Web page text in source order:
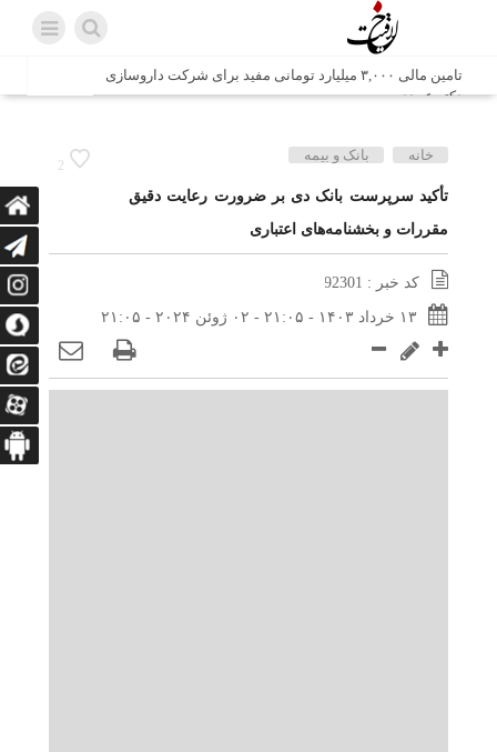
تامین مالی ۳,۰۰۰ میلیارد تومانی مفید برای شرکت داروسازی
دکتر عبیدی
شش وزیر کابینه پاکستان با حضور در سفارت ایران در اسلام
اتابک: ظرفیت های جدید همکاری‌های تجاری ایران و پاکستان با
محوریت بخش خصوصی فعال می‌شود
در مسیر جا‌مانده‌ها، دل‌ها به کربلا رسیده است
وزیر صمت خواستار پیگیری کانتینرهای ایرانی در بندر کراچی
شد / تجارت ۱۰ میلیارد دلاری ایران و پاکستان
2
خانه بانک و بیمه
تأکید سرپرست بانک دی بر ضرورت رعایت دقیق
مقررات و بخشنامه‌های اعتباری
کد خبر : 92301
۱۳ خرداد ۱۴۰۳ - ۲۱:۰۵ - ۰۲ ژوئن ۲۰۲۴ - ۲۱:۰۵